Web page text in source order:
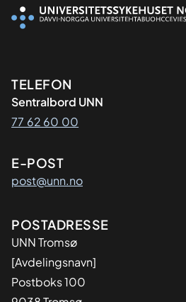
Kontaktinformasjon
TELEFON
Sentralbord UNN
77 62 60 00
E-POST
post@unn.no
Adresse
POSTADRESSE
UNN Tromsø
[Avdelingsnavn]
Postboks 100